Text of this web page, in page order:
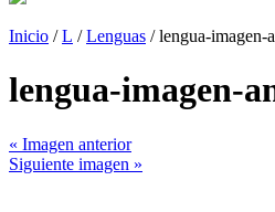
Inicio /L /Lenguas / lengua-imagen-
lengua-imagen-
« Imagen anterior
Siguiente imagen »